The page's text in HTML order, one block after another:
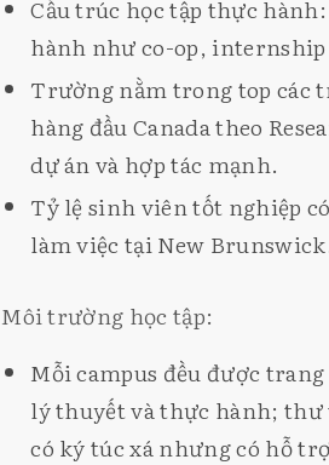
Cấu trúc học tập thực
hành như co-op,
Trường nằm trong top các
hàng đầu Canada theo
dự án và hợp tác mạnh.
Tỷ lệ sinh viên tốt nghiệp
làm việc tại New
Môi trường học tập:
Mỗi campus đều được
lý thuyết và thực hành; thư
có ký túc xá nhưng có hỗ